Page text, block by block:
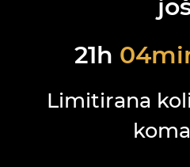
21h 04
Limitirana